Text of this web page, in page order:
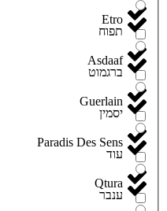
Etro
Asdaaf
Guerlain
Paradis Des Sens
Qtura
תפוח
ברגמוט
יסמין
עוד
ענבר